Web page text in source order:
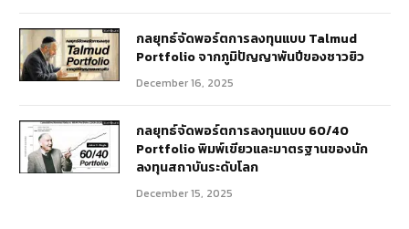
กลยุทธ์จัดพอร์ตการลงทุนแบบ Talmud
Portfolio จากภูมิปัญญาพันปีของชาวยิว
December 16, 2025
กลยุทธ์จัดพอร์ตการลงทุนแบบ 60/40
Portfolio พิมพ์เขียวและมาตรฐานของนัก
ลงทุนสถาบันระดับโลก
December 15, 2025